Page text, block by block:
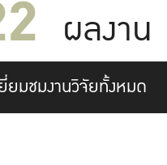
ผลงาน
ยมชมงานวิจัยทั้งหมด